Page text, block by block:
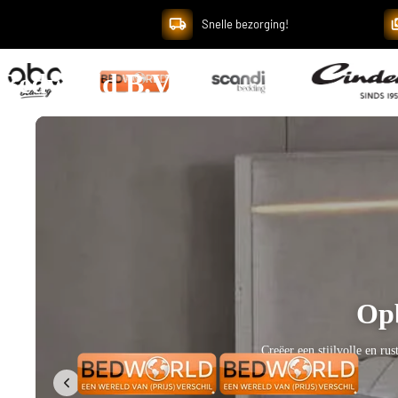
Snelle bezorging!
Bedworld B.V.
Geef je slaapkamer